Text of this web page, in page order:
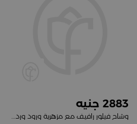
2883
وشاح فيلور رافيف مع مزهرية ورود وردية